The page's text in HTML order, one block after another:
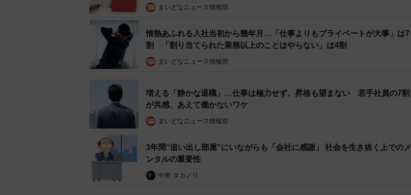
まいどなニュース情報部
情熱あふれる入社当初から幾年月…「仕事よりもプライベートが大事」は7
割 「割り当てられた業務以上のことはやらない」は4割
まいどなニュース情報部
増える「静かな退職」…仕事は極力せず、昇格も望まない 若手社員の7割
が共感、あえて働かないワケ
まいどなニュース情報部
3年間“追い出し部屋”にいながらも「会社に感謝」 社会を生き抜く上でのメ
ンタルの重要性
中将 タカノリ